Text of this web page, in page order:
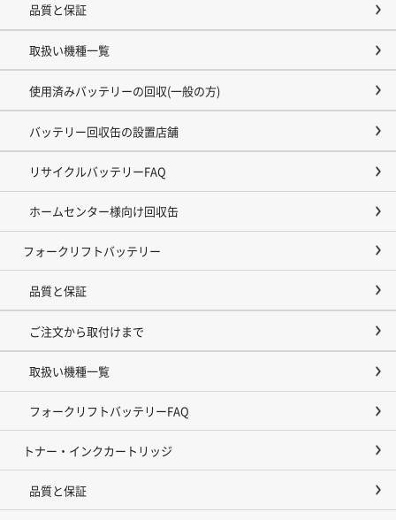
品質と保証
取扱い機種一覧
使用済みバッテリーの回収(一般の方)
バッテリー回収缶の設置店舗
リサイクルバッテリーFAQ
ホームセンター様向け回収缶
フォークリフトバッテリー
品質と保証
ご注文から取付けまで
取扱い機種一覧
フォークリフトバッテリーFAQ
トナー・インクカートリッジ
品質と保証